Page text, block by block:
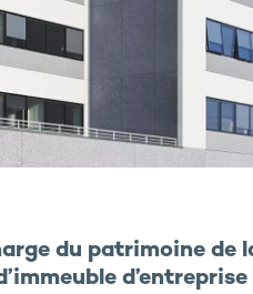
du patrimoine de